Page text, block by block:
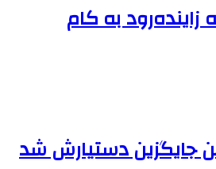
به کام
جایگزین دستیارش شد